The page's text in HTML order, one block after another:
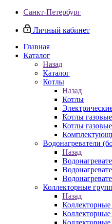
Санкт-Петербург
Личный кабинет
Главная
Каталог
Назад
Каталог
Котлы
Назад
Котлы
Котлы
Котлы
Водонагреватели
Назад
Коллекторные
Назад
Коллекторные
Коллекторные